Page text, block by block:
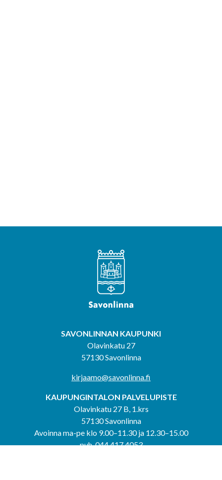
SAVONLINNAN KAUPUNKI
Olavinkatu 27
57130 Savonlinna
kirjaamo@savonlinna.fi
KAUPUNGINTALON PALVELUPISTE
Olavinkatu 27 B, 1.krs
57130 Savonlinna
Avoinna ma-pe klo 9.00–11.30 ja 12.30–15.00
puh. 044 417 4053